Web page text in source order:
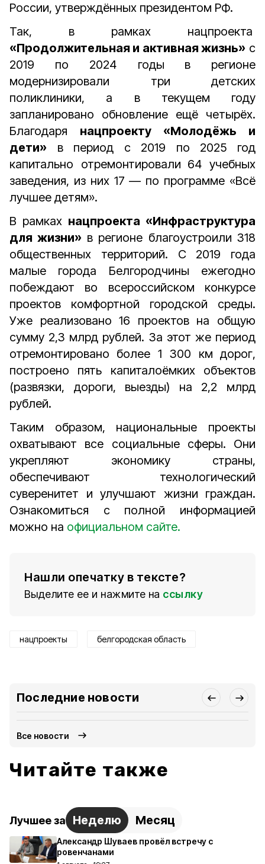
России, утверждённых президентом РФ.
Так, в рамках нацпроекта
«Продолжительная и активная жизнь» с
2019 по 2024 годы
в регионе
модернизировали три детских
поликлиники, а в текущем году
запланировано обновление ещё четырёх.
Благодаря нацпроекту «Молодёжь и
дети» в период с 2019 по 2025 год
капитально отремонтировали 64 учебных
заведения, из них 17 — по программе «Всё
лучшее детям».
В рамках нацпроекта «Инфраструктура
для жизни» в регионе благоустроили 318
общественных территорий. С 2019 года
малые города Белгородчины ежегодно
побеждают во всероссийском конкурсе
проектов комфортной городской среды.
Уже реализовано 16 проектов на общую
сумму 2,3 млрд рублей. За этот же период
отремонтировано более 1 300 км дорог,
построено пять капиталоёмких объектов
(развязки, дороги, выезды) на 2,2 млрд
рублей.
Таким образом, национальные проекты
охватывают все социальные сферы. Они
укрепляют экономику страны,
обеспечивают технологический
суверенитет и улучшают жизни граждан.
Ознакомиться с полной информацией
можно на официальном сайте.
Нашли опечатку в тексте?
Выделите ее и нажмите на ссылку
нацпроекты белгородская область
Последние новости
Все новости
Читайте также
Лучшее за Неделю Месяц
Александр Шуваев провёл встречу с
ровенчанами